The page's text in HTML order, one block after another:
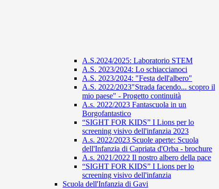
A.S.2024/2025: Laboratorio STEM
A.S. 2023/2024: Lo schiaccianoci
A.S. 2023/2024: "Festa dell'albero"
A.S. 2022/2023"Strada facendo... scopro il
mio paese" - Progetto continuità
A.s. 2022/2023 Fantascuola in un
Borgofantastico
“SIGHT FOR KIDS” I Lions per lo
screening visivo dell'infanzia 2023
A.s. 2022/2023 Scuole aperte: Scuola
dell'Infanzia di Capriata d'Orba - brochure
A.s. 2021/2022 Il nostro albero della pace
“SIGHT FOR KIDS” I Lions per lo
screening visivo dell'infanzia
Scuola dell'Infanzia di Gavi